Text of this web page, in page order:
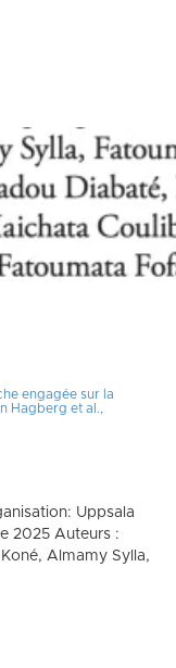
engagée sur la
Hagberg et al.,
Uppsala
2025 Auteurs :
Almamy Sylla,